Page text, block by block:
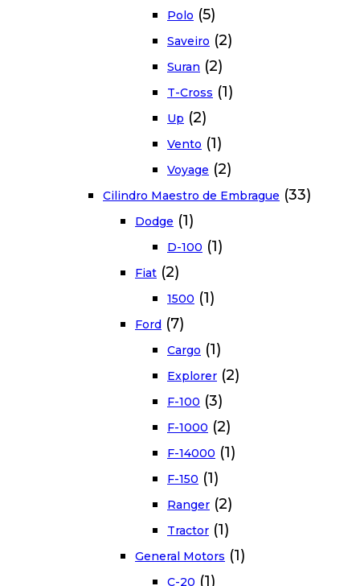
Polo (5)
Saveiro (2)
Suran (2)
T-Cross (1)
Up (2)
Vento (1)
Voyage (2)
Cilindro Maestro de Embrague (33)
Dodge (1)
D-100 (1)
Fiat (2)
1500 (1)
Ford (7)
Cargo (1)
Explorer (2)
F-100 (3)
F-1000 (2)
F-14000 (1)
F-150 (1)
Ranger (2)
Tractor (1)
General Motors (1)
C-20 (1)